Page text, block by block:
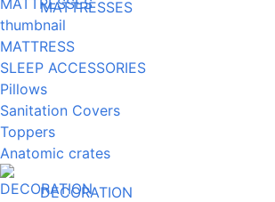
MATTRESSES
MATTRESS
SLEEP ACCESSORIES
Pillows
Sanitation Covers
Toppers
Anatomic crates
DECORATION